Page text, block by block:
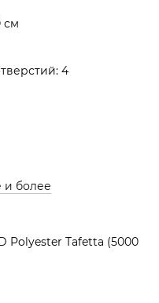
см
4
и более
Polyester Tafetta (5000